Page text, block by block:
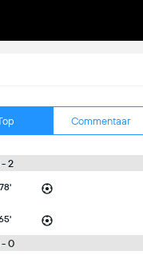
Commentaar
- 2
78'
- 0